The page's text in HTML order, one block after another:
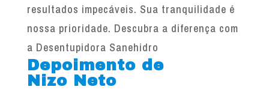
resultados impecáveis. Sua tranquilidade é
nossa prioridade. Descubra a diferença com
a Desentupidora Sanehidro
Depoimento de
Nizo Neto